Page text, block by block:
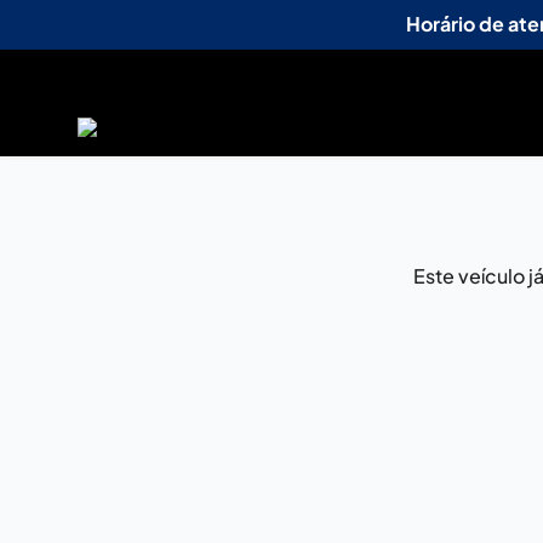
Horário de
Este veículo